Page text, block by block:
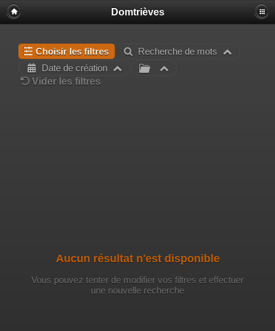
Domtrièves
Choisir les filtres
Recherche de mots
Date de création
Vider les filtres
Aucun résultat n'est disponible
Vous pouvez tenter de modifier vos filtres et effectuer
une nouvelle recherche